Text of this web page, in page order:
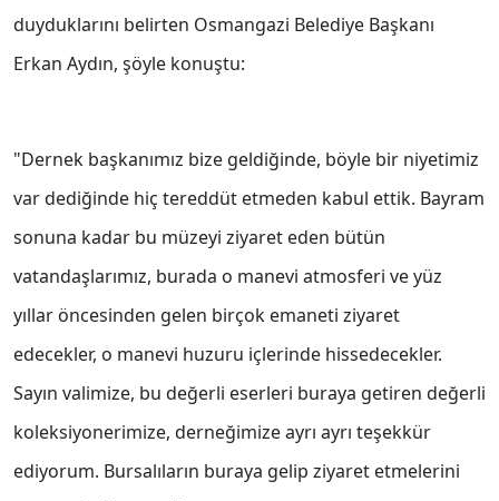
duyduklarını belirten Osmangazi Belediye Başkanı
Erkan Aydın, şöyle konuştu:
"Dernek başkanımız bize geldiğinde, böyle bir niyetimiz
var dediğinde hiç tereddüt etmeden kabul ettik. Bayram
sonuna kadar bu müzeyi ziyaret eden bütün
vatandaşlarımız, burada o manevi atmosferi ve yüz
yıllar öncesinden gelen birçok emaneti ziyaret
edecekler, o manevi huzuru içlerinde hissedecekler.
Sayın valimize, bu değerli eserleri buraya getiren değerli
koleksiyonerimize, derneğimize ayrı ayrı teşekkür
ediyorum. Bursalıların buraya gelip ziyaret etmelerini